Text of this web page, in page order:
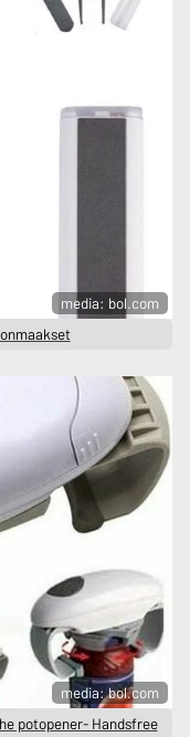
media: bol.com
media: bol.com
potopener- Handsfree